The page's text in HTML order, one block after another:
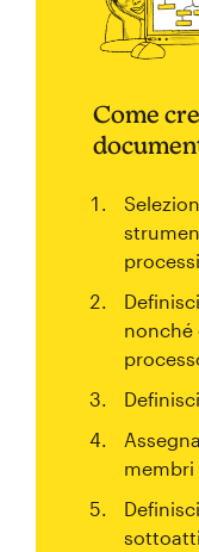
Come
processi
nonché